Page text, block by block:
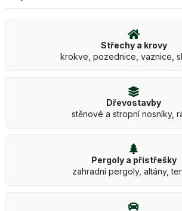
Střechy a krovy
krokve, pozednice, vaznice,
Dřevostavby
stěnové a stropní nosníky,
Pergoly a přístřešky
zahradní pergoly, altány,